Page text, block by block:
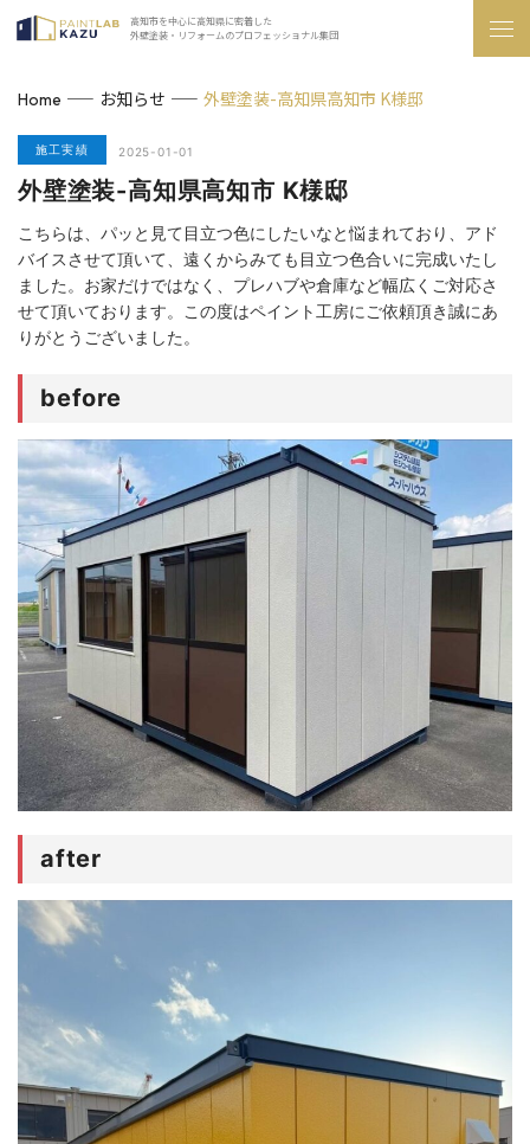
高知市を中心に高知県に密着した
外壁塗装・リフォームのプロフェッショナル集団
Home お知らせ 外壁塗装-高知県高知市 K様邸
施工実績 2025-01-01
外壁塗装-高知県高知市 K様邸
こちらは、パッと見て目立つ色にしたいなと悩まれており、アド
バイスさせて頂いて、遠くからみても目立つ色合いに完成いたし
ました。お家だけではなく、プレハブや倉庫など幅広くご対応さ
せて頂いております。この度はペイント工房にご依頼頂き誠にあ
りがとうございました。
before
after